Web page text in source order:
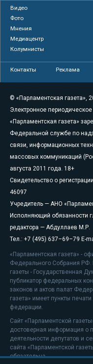
Видео
Фото
Мнения
Медиацентр
Колумнисты
Контакты Реклама
© «Парламентская газета»,
Электронное
«Парламентская газета»
Федеральной службе по
связи, информационных
массовых коммуникаций
августа 2011 года. 18+
Свидетельство о
46097
Учредитель — АНО
Исполняющий обязанности
редактора — Абдуллаев М.Р.
Тел.: +7 (495) 637–69–79 E-
«Парламентская газета» -
Федерального Собрания РФ.
газеты - Государственная
публикатор федеральных
законов и актов палат
газета» имеет пункты
федерации.
Сайт «Парламентской
достоверная информация о
деятельности депутатов и
сайта «Парламентской
обязательна.